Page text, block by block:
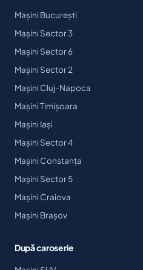
Mașini București
Mașini Sector 3
Mașini Sector 6
Mașini Sector 2
Mașini Cluj-Napoca
Mașini Timișoara
Mașini Iași
Mașini Sector 4
Mașini Constanța
Mașini Sector 5
Mașini Craiova
Mașini Brașov
După caroserie